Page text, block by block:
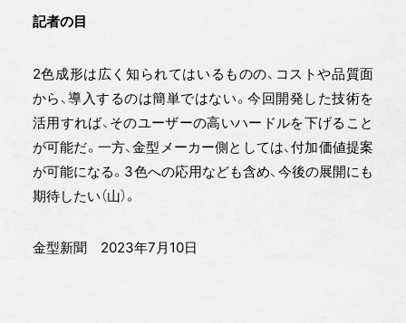
記者の目
2色成形は広く知られてはいるものの、コストや品質面
から、導入するのは簡単ではない。今回開発した技術を
活用すれば、そのユーザーの高いハードルを下げること
が可能だ。一方、金型メーカー側としては、付加価値提案
が可能になる。3色への応用なども含め、今後の展開にも
期待したい（山）。
金型新聞 2023年7月10日